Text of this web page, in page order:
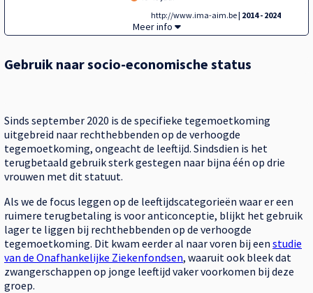
http://www.ima-aim.be| 2014 - 2024
Gebruik terugbetaalde anticonceptiva
Meer info
Gebruik naar socio-economische status
Sinds september 2020 is de specifieke tegemoetkoming
uitgebreid naar rechthebbenden op de verhoogde
tegemoetkoming, ongeacht de leeftijd. Sindsdien is het
terugbetaald gebruik sterk gestegen naar bijna één op drie
vrouwen met dit statuut.
Als we de focus leggen op de leeftijdscategorieën waar er een
ruimere terugbetaling is voor anticonceptie, blijkt het gebruik
lager te liggen bij rechthebbenden op de verhoogde
tegemoetkoming. Dit kwam eerder al naar voren bij een studie
van de Onafhankelijke Ziekenfondsen, waaruit ook bleek dat
zwangerschappen op jonge leeftijd vaker voorkomen bij deze
groep.